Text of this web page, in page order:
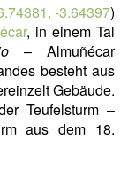
-3.64397)
, in einem Tal
– Almuñécar
besteht aus
Gebäude.
Teufelsturm –
aus dem 18.